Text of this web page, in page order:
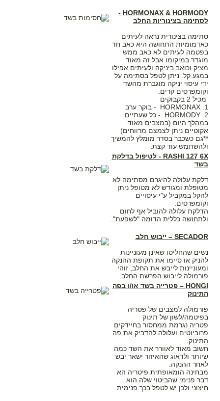
HORMONAX & HORMODY -
לסתימה בצינוריות החלב
סתימה בצינורית נראה לעיתים
כאדמומיות התחושה היא כאב חד
בפטמה לעיתים לא כאב ממש
מוגדר במיקומו אבל זה מאוד
מציק וכואב ביניקה ולעיתים אפילו
במגע קל. ניתן לטפל בסתימה על
ידי עיסוי יניקה מוגברת מהשד
וקומפרסים קרים.
מכיל 2 בקבוקים
1. HORMONAX - בוקר ערב
2. HORMODY - כל שעתיים
במהלך היום (במצבים מאוד
אקוטיים ניתן לצמצם מרווחים)
**גם כשכבר בסדר מומלץ להמשיך
ולהשתמש עוד קצת.
RASHI 127 6X - לטיפול בדלקת
בשד
דלקת עלולה להיגרם מסתימה לא
מטופלת ומגודש לא מטופל ניתן
להקל במקביל ע"י עיסויים
וקומפרסים.
הדלקת עלולה להוביל אף לחום
ולתחושה כללית הדומה "לשפעת".
SECADOR – ייבוש חלב
נשים שהחליטו שאינן מעוניינות
להניק או סיימו את תקופת ההנקה
ומעוניינות לייבש את החלב, זוהי
פורמולה לייבוש הפרשת החלב.
HONGI – פטרייה בשד או/ו בפה
התינוק
פורמולה למצבים של פטריה
בפיטמה/לשון של תינוק
פטריה נגרמת ממחסור בחיידקים
פרוביוטים ועלולה להדביק את פה
התינוק.
חשוב מאוד לאוורר את השד כמה
שיותר ולדאוג שהאיזור ישאר יבש
לאחר ההנקה.
מבחינה הומאופתית פיטריה הא
דבר פנימי שהביטוי שלה הוא
חיצוני ולכן יש לטפל בכך פנימית.